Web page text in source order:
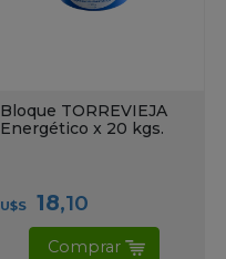
Bloque TORREVIEJA
Energético x 20 kgs.
U$S 18,10
Comprar